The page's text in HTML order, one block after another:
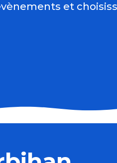
et